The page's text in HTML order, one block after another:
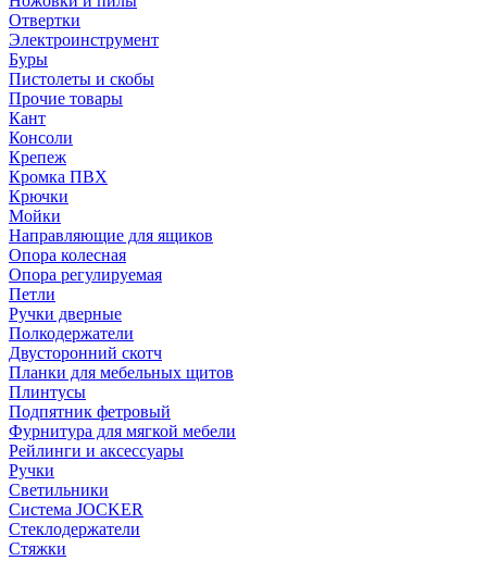
Отвертки
Электроинструмент
Буры
Пистолеты и скобы
Прочие товары
Кант
Консоли
Крепеж
Кромка ПВХ
Крючки
Мойки
Направляющие для ящиков
Опора колесная
Опора регулируемая
Петли
Ручки дверные
Полкодержатели
Двусторонний скотч
Планки для мебельных щитов
Плинтусы
Подпятник фетровый
Фурнитура для мягкой мебели
Рейлинги и аксессуары
Ручки
Светильники
Система JOCKER
Стеклодержатели
Стяжки